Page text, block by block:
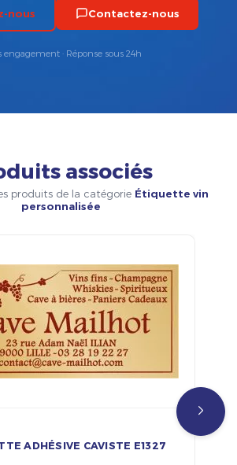
nous Contactez-nous
engagement · Réponse sous 24h
associés
produits de la catégorie Étiquette vin
personnalisée
ADHÉSIVE CAVISTE E1327